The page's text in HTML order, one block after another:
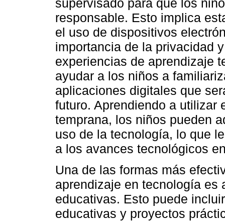
supervisado para que los
responsable. Esto implica
el uso de dispositivos
importancia de la privacidad
experiencias de aprendizaje
ayudar a los niños a
aplicaciones digitales que
futuro. Aprendiendo a utilizar
temprana, los niños pueden
uso de la tecnología, lo que
a los avances tecnológicos
Una de las formas más
aprendizaje en tecnología es
educativas. Esto puede
educativas y proyectos